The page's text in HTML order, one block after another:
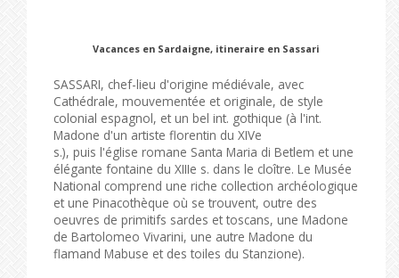
Vacances en Sardaigne, itineraire en Sassari
SASSARI, chef-lieu d'origine médiévale, avec
Cathédrale, mouvementée et originale, de style
colonial espagnol, et un bel int. gothique (à l'int.
Madone d'un artiste florentin du XIVe
s.), puis l'église romane Santa Maria di Betlem et une
élégante fontaine du XIIIe s. dans le cloître. Le Musée
National comprend une riche collection archéologique
et une Pinacothèque où se trouvent, outre des
oeuvres de primitifs sardes et toscans, une Madone
de Bartolomeo Vivarini, une autre Madone du
flamand Mabuse et des toiles du Stanzione).